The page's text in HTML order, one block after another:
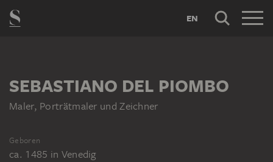
EN
SEBASTIANO DEL PIOMBO
Maler, Porträtmaler und Zeichner
Geboren
ca. 1485 in Venedig